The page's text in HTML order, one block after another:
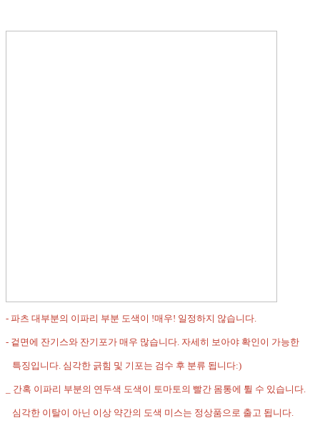
- 파츠 대부분의 이파리 부분 도색이 !매우! 일정하지 않습니다.
- 겉면에 잔기스와 잔기포가 매우 많습니다. 자세히 보아야 확인이 가능한
특징입니다. 심각한 긁힘 및 기포는 검수 후 분류 됩니다:)
_ 간혹 이파리 부분의 연두색 도색이 토마토의 빨간 몸통에 튈 수 있습니다.
심각한 이탈이 아닌 이상 약간의 도색 미스는 정상품으로 출고 됩니다.